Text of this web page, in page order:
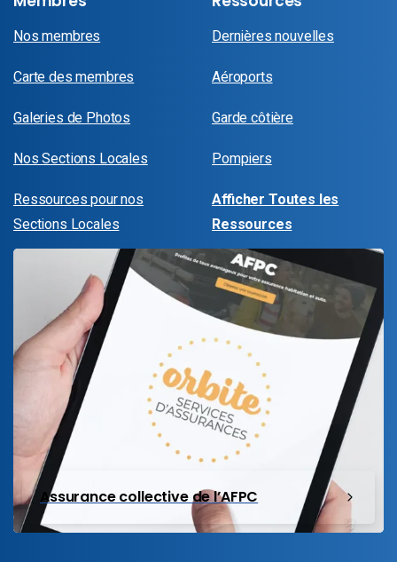
Nos membres
Carte des membres
Galeries de Photos
Nos Sections Locales
Ressources pour nos
Sections Locales
Dernières nouvelles
Aéroports
Garde côtière
Pompiers
Afficher Toutes les
Ressources
Assurance collective de l’AFPC